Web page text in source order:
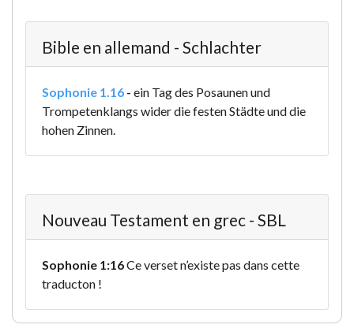
Bible en allemand - Schlachter
Sophonie 1.16 - ein Tag des Posaunen und
Trompetenklangs wider die festen Städte und die
hohen Zinnen.
Nouveau Testament en grec - SBL
Sophonie 1:16Ce verset n’existe pas dans cette
traducton !